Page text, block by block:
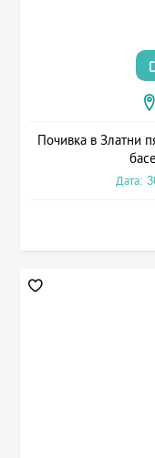
Почивка в Златни
Дата: